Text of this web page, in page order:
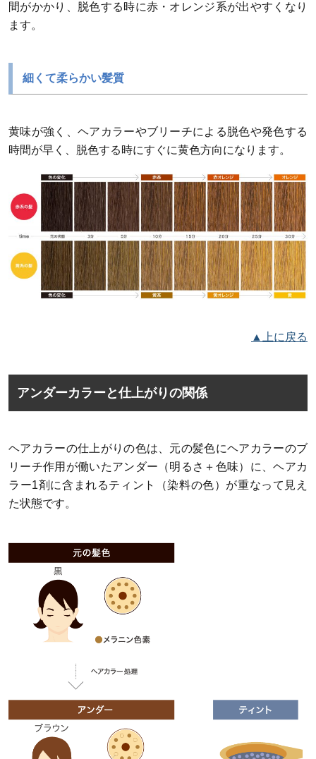
間がかかり、脱色する時に赤・オレンジ系が出やすくなり
ます。
細くて柔らかい髪質
黄味が強く、ヘアカラーやブリーチによる脱色や発色する
時間が早く、脱色する時にすぐに黄色方向になります。
▲上に戻る
アンダーカラーと仕上がりの関係
ヘアカラーの仕上がりの色は、元の髪色にヘアカラーのブ
リーチ作用が働いたアンダー（明るさ＋色味）に、ヘアカ
ラー1剤に含まれるティント（染料の色）が重なって見え
た状態です。